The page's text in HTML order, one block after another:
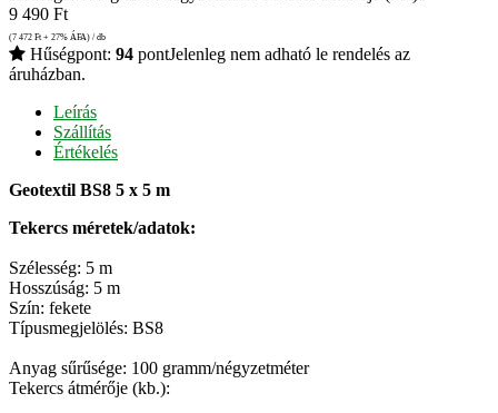
9 490 Ft
(7 472 Ft + 27% ÁFA) / db
Hűségpont: 94 pontJelenleg nem adható le rendelés az
áruházban.
Leírás
Szállítás
Értékelés
Geotextil BS8 5 x 5 m
Tekercs méretek/adatok:
Szélesség: 5 m
Hosszúság: 5 m
Szín: fekete
Típusmegjelölés: BS8
Anyag sűrűsége: 100 gramm/négyzetméter
Tekercs átmérője (kb.):